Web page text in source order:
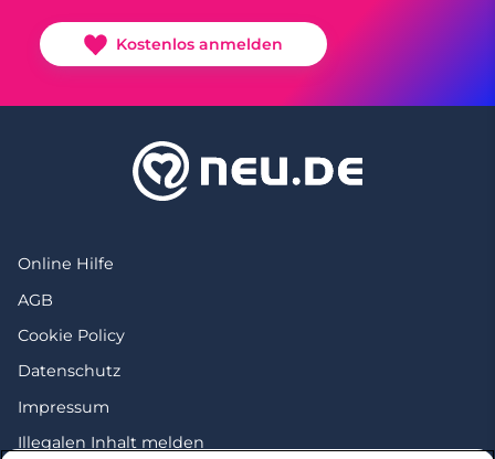
Kostenlos anmelden
Online Hilfe
AGB
Cookie Policy
Datenschutz
Impressum
Illegalen Inhalt melden